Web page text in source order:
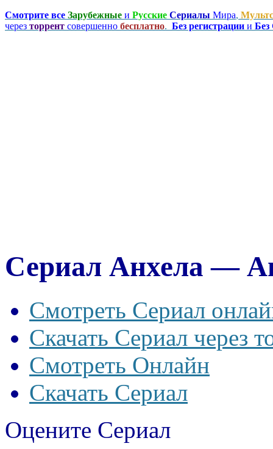
Смотрите все Зарубежные и Русские Сериалы Мира,
через торрент совершенно бесплатно. Без регистрации и
Сериал Анхела —
Смотреть Сериал
Скачать Сериал через
Смотреть Онлайн
Скачать Сериал
Оцените Сериал